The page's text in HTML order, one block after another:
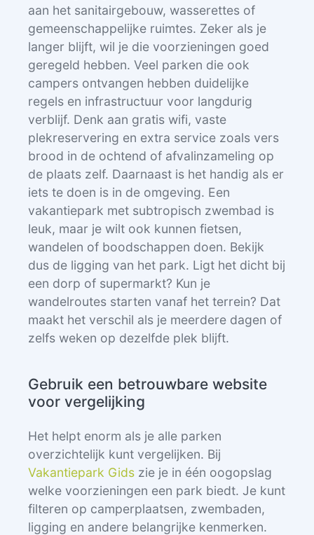
aan het sanitairgebouw, wasserettes of
gemeenschappelijke ruimtes. Zeker als je
langer blijft, wil je die voorzieningen goed
geregeld hebben. Veel parken die ook
campers ontvangen hebben duidelijke
regels en infrastructuur voor langdurig
verblijf. Denk aan gratis wifi, vaste
plekreservering en extra service zoals vers
brood in de ochtend of afvalinzameling op
de plaats zelf. Daarnaast is het handig als er
iets te doen is in de omgeving. Een
vakantiepark met subtropisch zwembad is
leuk, maar je wilt ook kunnen fietsen,
wandelen of boodschappen doen. Bekijk
dus de ligging van het park. Ligt het dicht bij
een dorp of supermarkt? Kun je
wandelroutes starten vanaf het terrein? Dat
maakt het verschil als je meerdere dagen of
zelfs weken op dezelfde plek blijft.
Gebruik een betrouwbare website
voor vergelijking
Het helpt enorm als je alle parken
overzichtelijk kunt vergelijken. Bij
Vakantiepark Gids zie je in één oogopslag
welke voorzieningen een park biedt. Je kunt
filteren op camperplaatsen, zwembaden,
ligging en andere belangrijke kenmerken.